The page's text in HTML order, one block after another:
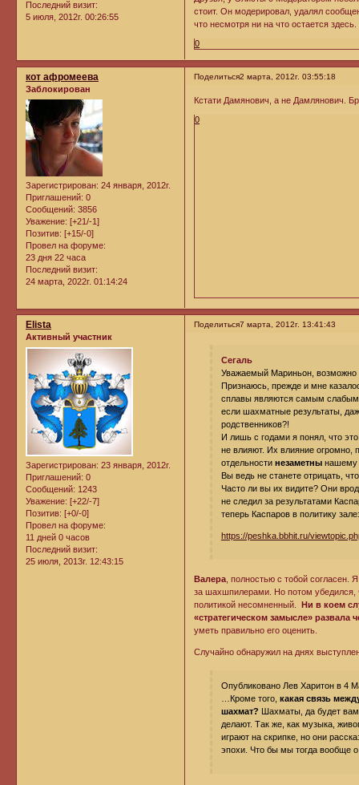
Последний визит:
5 июля, 2012г. 00:26:55
стоит. Он модерировал, удалял
что несмотря ни на что остается здесь.
0
Поделиться2 марта, 2012г. 03:55:18
кот афромеева
Заблокирован
Зарегистрирован: 24 января, 2012г.
Приглашений: 0
Сообщений: 3856
Уважение: [+21/-1]
Позитив: [+15/-0]
Провел на форуме:
23 дня 22 часа
Последний визит:
24 марта, 2022г. 01:14:24
Кстати Дамянович, а не Дамлянович.
0
Поделиться7 марта, 2012г. 13:41:43
Elista
Активный участник
Зарегистрирован: 23 января, 2012г.
Приглашений: 0
Сообщений: 1243
Уважение: [+22/-7]
Позитив: [+0/-0]
Провел на форуме:
11 дней 0 часов
Последний визит:
25 июля, 2013г. 12:43:15
Сегаль
Уважаемый Мариньон, возможно
Признаюсь, прежде и мне
сплавы являются самым слабым
если шахматные результаты,
родственников?!
И лишь с годами я понял, что
не влияют. Их влияние огромно,
отдельности незаметнынашему
Вы ведь не станете отрицать,
Часто ли вы их видите? Они
не следил за результатами
теперь Каспаров в политику
https://peshka.bbhit.ru/
Валера , полностью с тобой
за шахшпилерами. Но потом убедился,
политикой несомненный.Ни в коем
«стратегическом замысле» развала
уметь правильно его оценить.
Случайно обнаружил на днях
Опубликовано Лев Харитон в 4
…Кроме того, какая связь
шахмат? Шахматы, да будет вам
делают. Так же, как музыка,
играют на скрипке, но они
эпохи. Что бы мы тогда вообще